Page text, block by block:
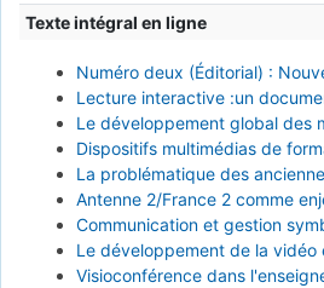
Texte intégral en ligne
Numéro deux (Éditorial) :
Lecture interactive :un
Le développement global des
Dispositifs multimédias de
La problématique des
Antenne 2/France 2 comme
Communication et gestion
Le développement de la vidéo
Visioconférence dans